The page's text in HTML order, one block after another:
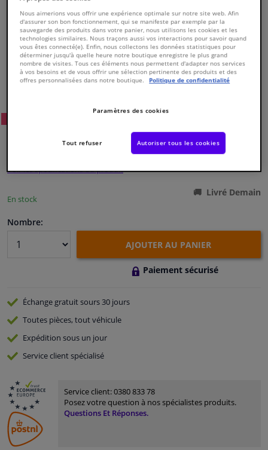
Fenêtres & accessoires
Intérieur & ameublement
Numéro de produit d'origine:0179850
TTC
Voir les spécifications du produit
En stock
Livré Demain
Nombre:
AJOUTER AU PANIER
Paiement sécurisé
Échange gratuitsours 30 jours
Toutes pièces, tout véhicule
Expédition sous un jour
Serviceclient spécialisé
Service client:0380 833 78
Posez votre question à nos spécialistes produits.
Questions Et Réponses.
Nous aimerions vous offrir une expérience optimale sur notre site web. Afin
d'assurer son bon fonctionnement, qui se manifeste par exemple par la
sauvegarde des produits dans votre panier, nous utilisons les cookies et les
technologies similaires. Nous traçons aussi vos interactions pour savoir quand
vous êtes connecté(e). Enfin, nous collectons les données statistiques pour
déterminer jusqu'à quelle heure notre boutique enregistre le plus grand
nombre de visites. Tous ces éléments nous permettent d'adapter nos services
à vos besoins et de vous offrir une sélection pertinente des produits et des
offres personnalisées dans notre boutique.
Politique de confidentialité
Paramètres des cookies
Tout refuser Autoriser tous les cookies